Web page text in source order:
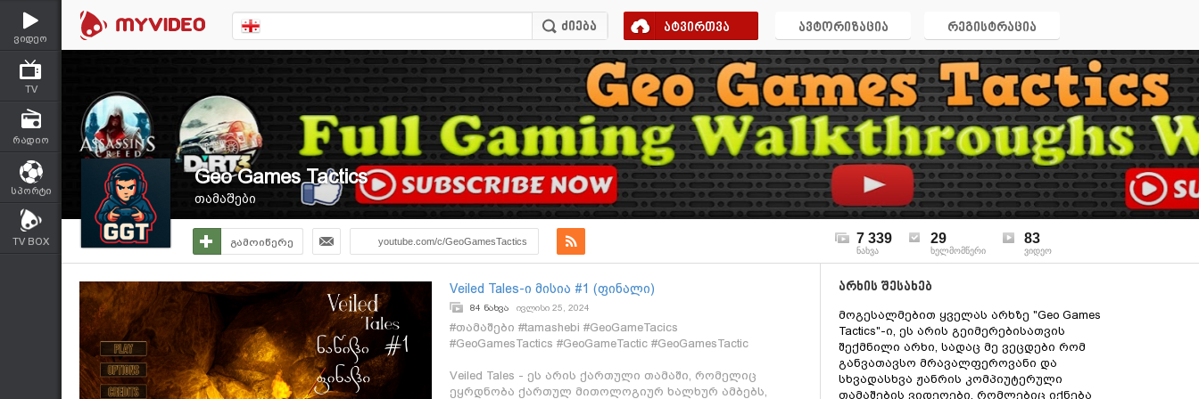
ვიდეო
TV
რადიო
სპორტი
TV BOX
ატვირთვა ავტორიზაცია რეგისტრაცია
Geo Games Tactics
თამაშები
გამოიწერე youtube.com/c/GeoGamesTactics 7 339
ნახვა
29
ხელმომწერი
83
ვიდეო
Veiled Tales-ი მისია #1 (ფინალი)
84 ნახვა ივლისი 25, 2024
#თამაშები #tamashebi #GeoGameTacics
#GeoGamesTactics #GeoGameTactic #GeoGamesTactic
Veiled Tales - ეს არის ქართული თამაში, რომელიც
ეყრდნობა ქართულ მითოლოგიურ ხალხურ ამბებს,
არხის შესახებ
მოგესალმებით ყველას არხზე "Geo Games
Tactics"-ი, ეს არის გეიმერებისათვის
შექმნილი არხი, სადაც მე ვეცდები რომ
განვათავსო მრავალფეროვანი და
სხვადასხვა ჟანრის კომპიუტერული
თამაშების ვიდეოები, რომლებიც იქნება